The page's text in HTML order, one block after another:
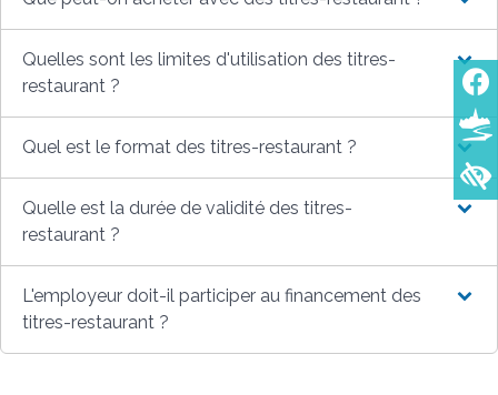
Quelles sont les limites d'utilisation des titres-
restaurant ?
Quel est le format des titres-restaurant ?
Quelle est la durée de validité des titres-
restaurant ?
L'employeur doit-il participer au financement des
titres-restaurant ?